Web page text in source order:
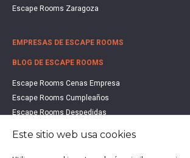
Escape Rooms Zaragoza
EMPRESAS DE ESCAPE ROOMS
BLOG DE ESCAPE ROOMS
Escape Rooms Cenas Empresa
Escape Rooms Cumpleaños
Escape Rooms Despedidas
Escape Rooms Familias
Este sitio web usa cookies